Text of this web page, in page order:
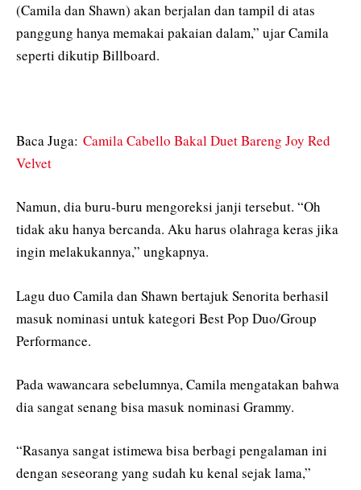
(Camila dan Shawn) akan berjalan dan tampil di atas
panggung hanya memakai pakaian dalam,” ujar Camila
seperti dikutip Billboard.
Baca Juga: Camila Cabello Bakal Duet Bareng Joy Red
Velvet
Namun, dia buru-buru mengoreksi janji tersebut. “Oh
tidak aku hanya bercanda. Aku harus olahraga keras jika
ingin melakukannya,” ungkapnya.
Lagu duo Camila dan Shawn bertajuk Senorita berhasil
masuk nominasi untuk kategori Best Pop Duo/Group
Performance.
Pada wawancara sebelumnya, Camila mengatakan bahwa
dia sangat senang bisa masuk nominasi Grammy.
“Rasanya sangat istimewa bisa berbagi pengalaman ini
dengan seseorang yang sudah ku kenal sejak lama,”